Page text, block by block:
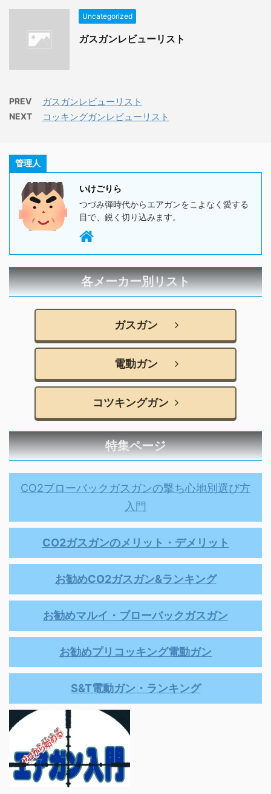
Uncategorized
ガスガンレビューリスト
PREV ガスガンレビューリスト
NEXT コッキングガンレビューリスト
管理人
いけごりら
つづみ弾時代からエアガンをこよなく愛する
目で、鋭く切り込みます。
各メーカー別リスト
ガスガン
電動ガン
コツキングガン
特集ページ
CO2ブローバックガスガンの撃ち心地別選び方
入門
CO2ガスガンのメリット・デメリット
お勧めCO2ガスガン&ランキング
お勧めマルイ・ブローバックガスガン
お勧めプリコッキング電動ガン
S&T電動ガン・ランキング